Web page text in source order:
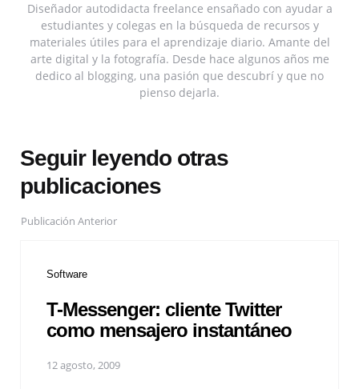
Diseñador autodidacta freelance ensañado con ayudar a
estudiantes y colegas en la búsqueda de recursos y
materiales útiles para el aprendizaje diario. Amante del
arte digital y la fotografía. Desde hace algunos años me
dedico al blogging, una pasión que descubrí y que no
pienso dejarla.
Seguir leyendo otras
publicaciones
Publicación Anterior
Software
T-Messenger: cliente Twitter
como mensajero instantáneo
12 agosto, 2009